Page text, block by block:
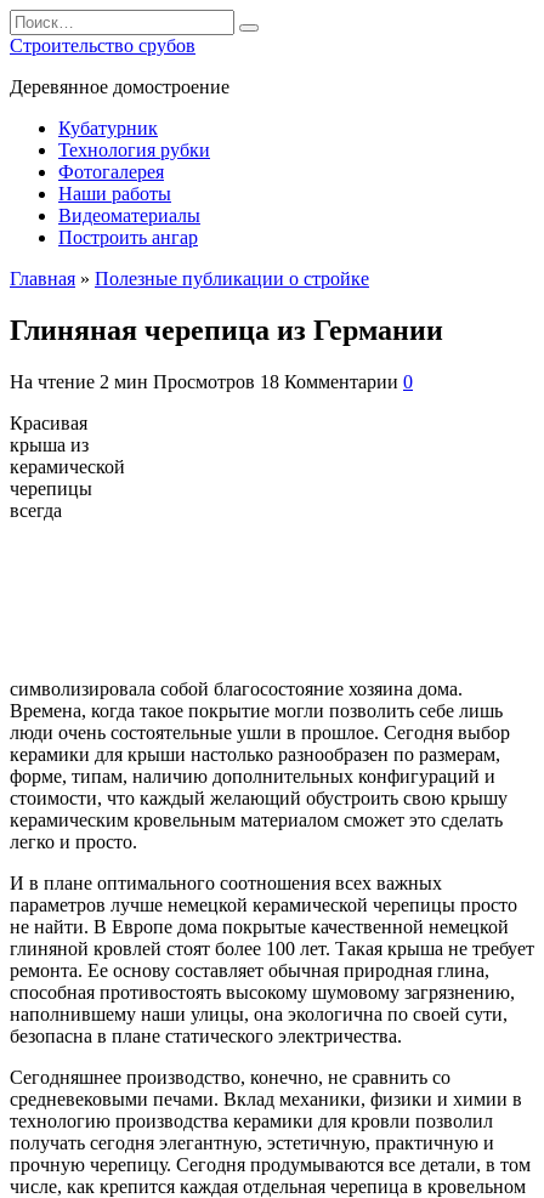
Перейти
к
содержанию
Search
for:
Строительство срубов
Деревянное домостроение
Кубатурник
Технология рубки
Фотогалерея
Наши работы
Видеоматериалы
Построить ангар
Главная » Полезные публикации о стройке
Глиняная черепица из Германии
На чтение 2 мин Просмотров 18 Комментарии 0
Красивая
крыша из
керамической
черепицы
всегда
символизировала собой благосостояние хозяина дома.
Времена, когда такое покрытие могли позволить себе лишь
люди очень состоятельные ушли в прошлое. Сегодня выбор
керамики для крыши настолько разнообразен по размерам,
форме, типам, наличию дополнительных конфигураций и
стоимости, что каждый желающий обустроить свою крышу
керамическим кровельным материалом сможет это сделать
легко и просто.
И в плане оптимального соотношения всех важных
параметров лучше немецкой керамической черепицы просто
не найти. В Европе дома покрытые качественной немецкой
глиняной кровлей стоят более 100 лет. Такая крыша не требует
ремонта. Ее основу составляет обычная природная глина,
способная противостоять высокому шумовому загрязнению,
наполнившему наши улицы, она экологична по своей сути,
безопасна в плане статического электричества.
Сегодняшнее производство, конечно, не сравнить со
средневековыми печами. Вклад механики, физики и химии в
технологию производства керамики для кровли позволил
получать сегодня элегантную, эстетичную, практичную и
прочную черепицу. Сегодня продумываются все детали, в том
числе, как крепится каждая отдельная черепица в кровельном